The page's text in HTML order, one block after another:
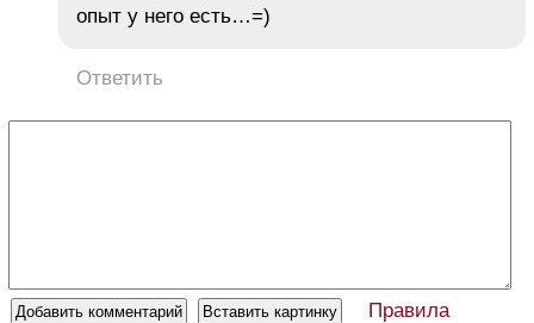
опыт у него есть…=)
Ответить
Правила